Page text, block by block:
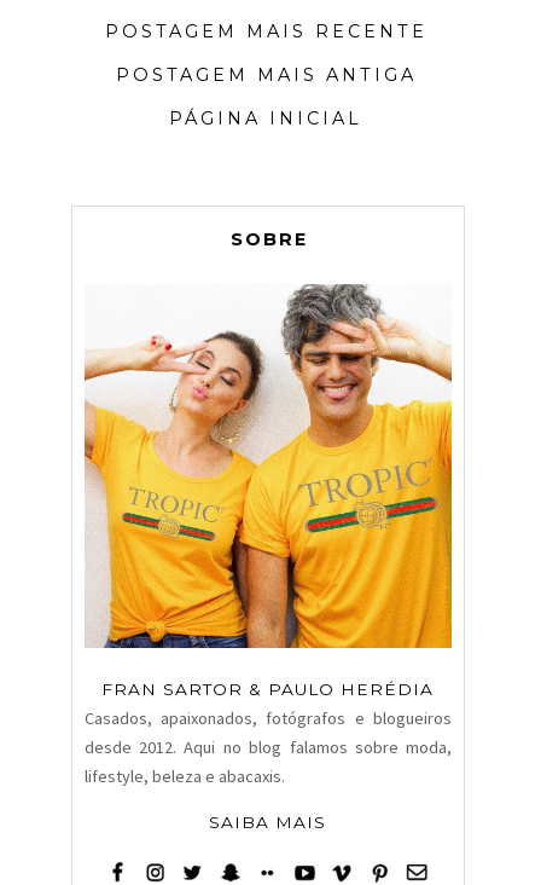
POSTAGEM MAIS RECENTE
POSTAGEM MAIS ANTIGA
PÁGINA INICIAL
SOBRE
FRAN SARTOR & PAULO HERÉDIA
Casados, apaixonados, fotógrafos e blogueiros
desde 2012. Aqui no blog falamos sobre moda,
lifestyle, beleza e abacaxis.
SAIBA MAIS